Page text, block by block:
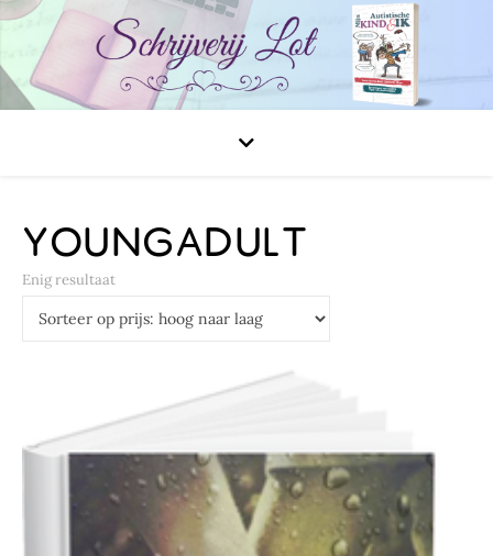
YOUNGADULT
Enig resultaat